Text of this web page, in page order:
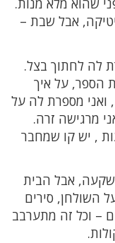
שהוא מלא מנות.
אבל שבת –
לה לחתוך בצל.
הספר, על איך
ואני מספרת לה על
מרגישה זרה.
, יש קו שמחבר
שקעה, אבל הבית
השולחן, סירים
– וכל זה מתערבב